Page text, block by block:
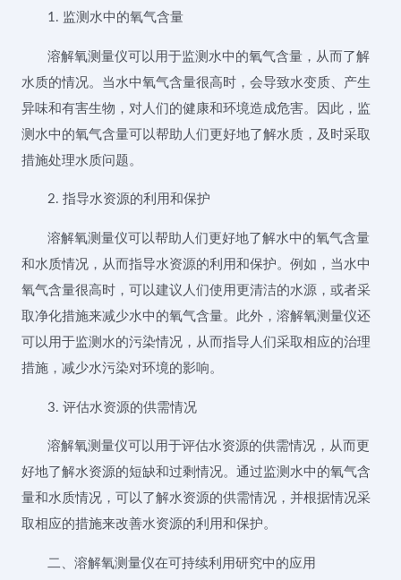
1. 监测水中的氧气含量
溶解氧测量仪可以用于监测水中的氧气含量，从而了解
水质的情况。当水中氧气含量很高时，会导致水变质、产生
异味和有害生物，对人们的健康和环境造成危害。因此，监
测水中的氧气含量可以帮助人们更好地了解水质，及时采取
措施处理水质问题。
2. 指导水资源的利用和保护
溶解氧测量仪可以帮助人们更好地了解水中的氧气含量
和水质情况，从而指导水资源的利用和保护。例如，当水中
氧气含量很高时，可以建议人们使用更清洁的水源，或者采
取净化措施来减少水中的氧气含量。此外，溶解氧测量仪还
可以用于监测水的污染情况，从而指导人们采取相应的治理
措施，减少水污染对环境的影响。
3. 评估水资源的供需情况
溶解氧测量仪可以用于评估水资源的供需情况，从而更
好地了解水资源的短缺和过剩情况。通过监测水中的氧气含
量和水质情况，可以了解水资源的供需情况，并根据情况采
取相应的措施来改善水资源的利用和保护。
二、溶解氧测量仪在可持续利用研究中的应用